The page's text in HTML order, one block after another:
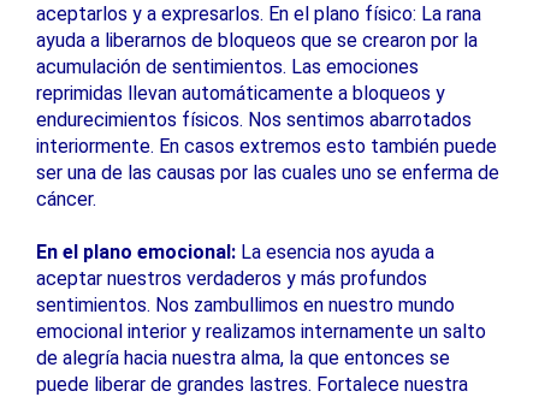
aceptarlos y a expresarlos. En el plano físico: La rana
ayuda a liberarnos de bloqueos que se crearon por la
acumulación de sentimientos. Las emociones
reprimidas llevan automáticamente a bloqueos y
endurecimientos físicos. Nos sentimos abarrotados
interiormente. En casos extremos esto también puede
ser una de las causas por las cuales uno se enferma de
cáncer.
En el plano emocional: La esencia nos ayuda a
aceptar nuestros verdaderos y más profundos
sentimientos. Nos zambullimos en nuestro mundo
emocional interior y realizamos internamente un salto
de alegría hacia nuestra alma, la que entonces se
puede liberar de grandes lastres. Fortalece nuestra